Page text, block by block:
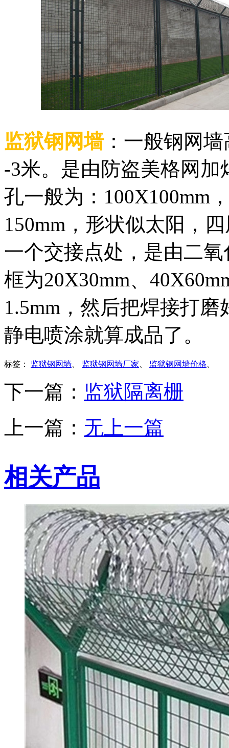
监狱钢网墙：一般钢网
-3米。是由防盗美格网
孔一般为：100X100mm
150mm，形状似太阳，
一个交接点处，是由二
框为20X30mm、
1.5mm，然后把焊接打
静电喷涂就算成品了。
标签： 监狱钢网墙、 监狱钢网墙厂家、 监狱钢网墙价格、
下一篇： 监狱隔离栅
上一篇： 无上一篇
相关产品